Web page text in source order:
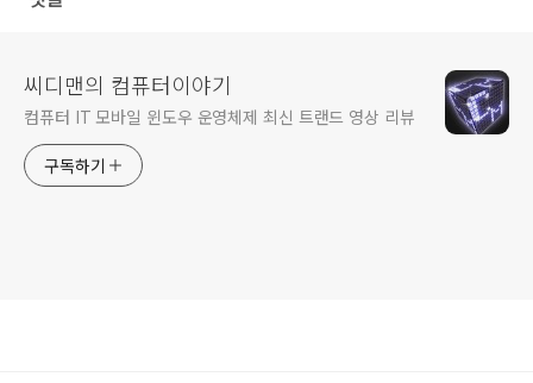
씨디맨의 컴퓨터이야기
컴퓨터 IT 모바일 윈도우 운영체제 최신 트랜드 영상 리뷰
구독하기